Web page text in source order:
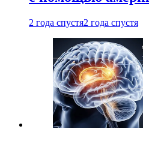
2 года спустя2 года спустя